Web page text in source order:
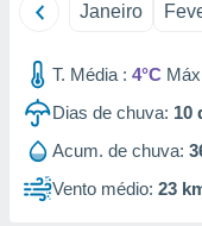
de
ou aceder
num
para
Janeiro
T. Média : 4°C
Dias de chuva: 10
Acum. de chuva:
Vento médio: 23